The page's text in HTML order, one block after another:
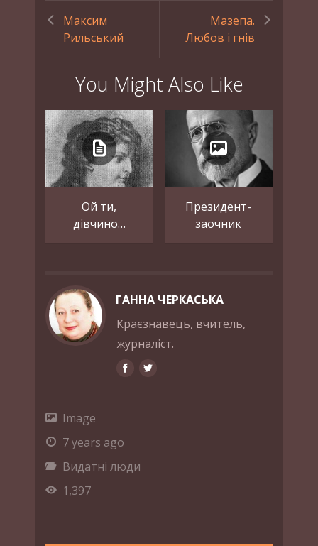
Максим
Рильський
Мазепа.
Любов і гнів
You Might Also Like
Ой ти,
дівчино…
Президент-
заочник
ГАННА ЧЕРКАСЬКА
Краєзнавець, вчитель,
журналіст.
Image
7 years ago
Видатні люди
1,397